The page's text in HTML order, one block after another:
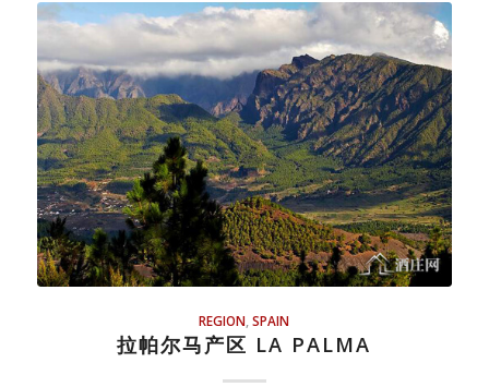
REGION,SPAIN
拉帕尔马产区 LA PALMA